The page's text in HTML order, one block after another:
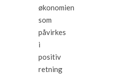
økonomien
som
påvirkes
i
positiv
retning